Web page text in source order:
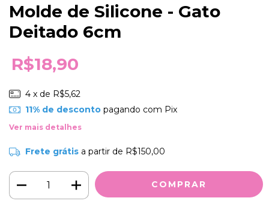
Molde de Silicone - Gato
Deitado 6cm
R$18,90
4 x de R$5,62
11% de descontopagando com Pix
Ver mais detalhes
Frete grátis a partir de R$150,00